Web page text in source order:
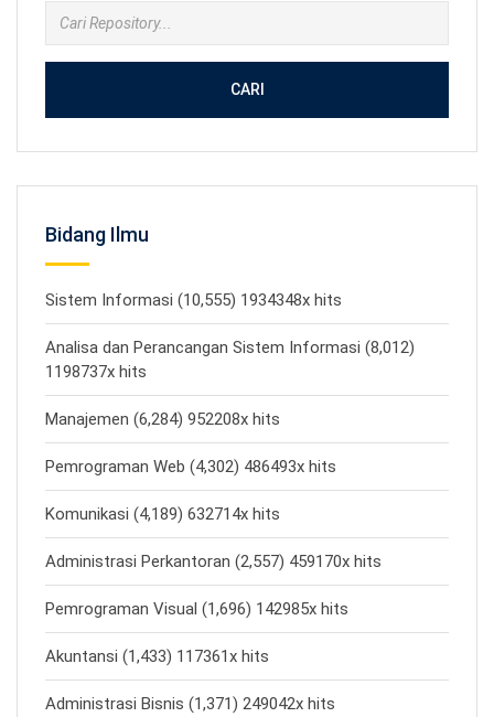
CARI
Bidang Ilmu
Sistem Informasi (10,555) 1934348x hits
Analisa dan Perancangan Sistem Informasi (8,012)
1198737x hits
Manajemen (6,284) 952208x hits
Pemrograman Web (4,302) 486493x hits
Komunikasi (4,189) 632714x hits
Administrasi Perkantoran (2,557) 459170x hits
Pemrograman Visual (1,696) 142985x hits
Akuntansi (1,433) 117361x hits
Administrasi Bisnis (1,371) 249042x hits